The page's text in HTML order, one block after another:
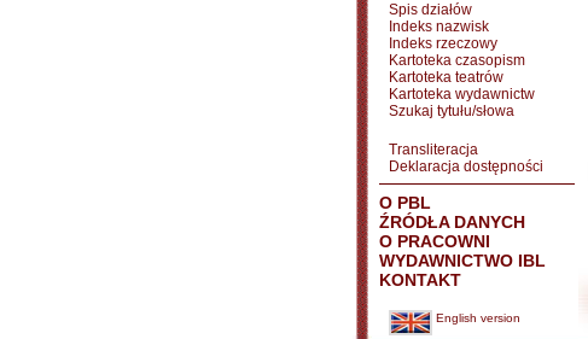
Spis działów
Indeks nazwisk
Indeks rzeczowy
Kartoteka czasopism
Kartoteka teatrów
Kartoteka wydawnictw
Szukaj tytułu/słowa
Transliteracja
Deklaracja dostępności
O PBL
ŹRÓDŁA DANYCH
O PRACOWNI
WYDAWNICTWO IBL
KONTAKT
English version